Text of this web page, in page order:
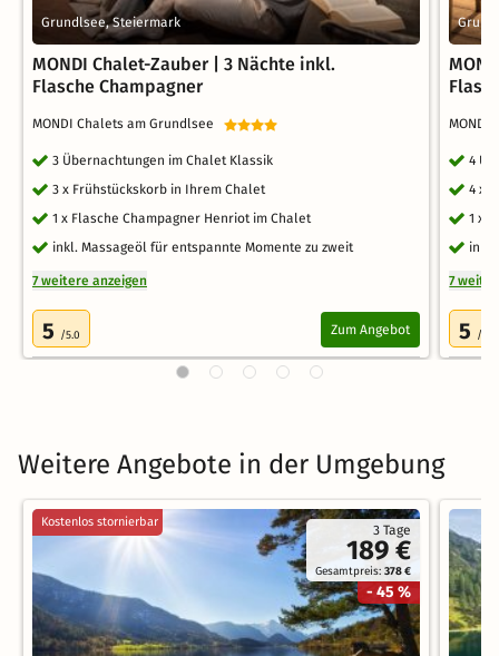
Grundlsee, Steiermark
MONDI Chalet-Zauber | 3 Nächte inkl.
Flasche Champagner
MONDI Chalets am Grundlsee
3 Übernachtungen im Chalet Klassik
3 x Frühstückskorb in Ihrem Chalet
1 x Flasche Champagner Henriot im Chalet
inkl. Massageöl für entspannte Momente zu zweit
7 weitere anzeigen
5 /5.0 Zum Angebot
4
4 x
1 x
inkl.
7
5 /5.0
Weitere Angebote in der Umgebung
3 Tage
189 €
Gesamtpreis:378 €
- 45 %
Kostenlos stornierbar